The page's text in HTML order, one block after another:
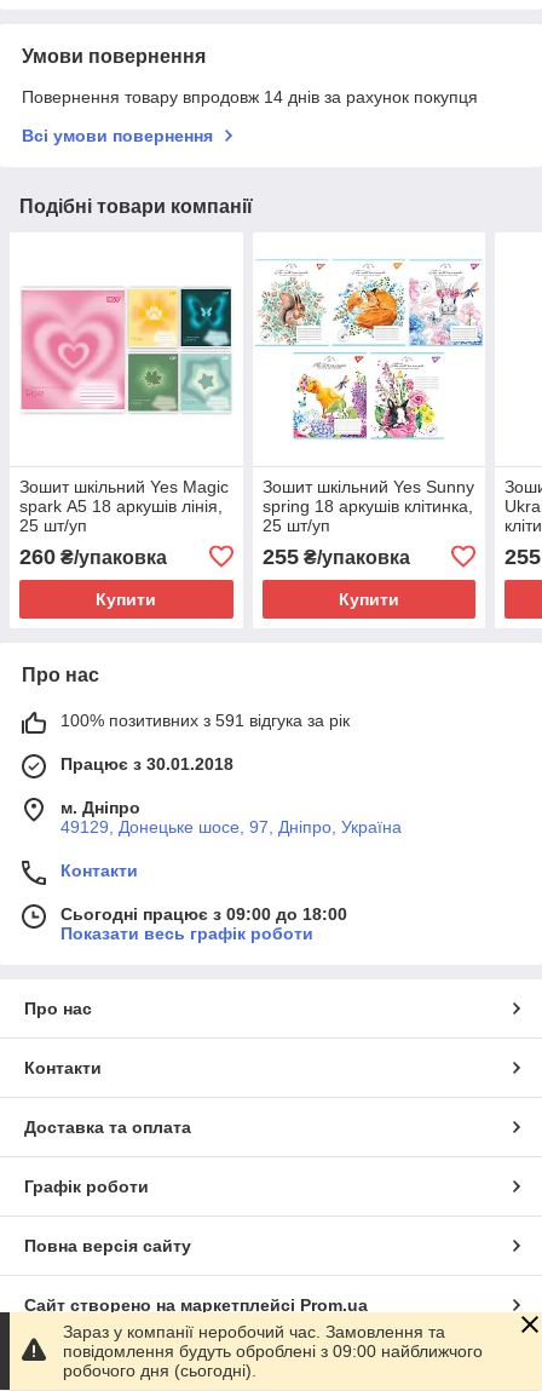
Умови повернення
Повернення товару впродовж 14 днів за рахунок покупця
Всі умови повернення
Подібні товари компанії
Зошит шкільний Yes Magic
spark А5 18 аркушів лінія,
25 шт/уп
260 ₴/упаковка
Купити
Зошит шкільний Yes Sunny
spring 18 аркушів клітинка,
25 шт/уп
255₴/упаковка
Купити
255
Про нас
100% позитивних з 591 відгука за рік
Працює з 30.01.2018
м. Дніпро
49129, Донецьке шосе, 97, Дніпро, Україна
Контакти
Сьогодні працює з 09:00 до 18:00
Показати весь графік роботи
Про нас
Контакти
Доставка та оплата
Графік роботи
Повна версія сайту
Сайт створено на маркетплейсі Prom.ua
Політика конфіденційності
Зараз у компанії неробочий час. Замовлення та
повідомлення будуть оброблені з 09:00 найближчого
робочого дня (сьогодні).